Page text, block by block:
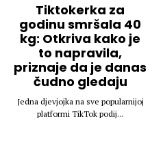
Tiktokerka za
godinu smršala 40
kg: Otkriva kako je
to napravila,
priznaje da je danas
čudno gledaju
Jedna djevjojka na sve popularnijoj
platformi TikTok podij...